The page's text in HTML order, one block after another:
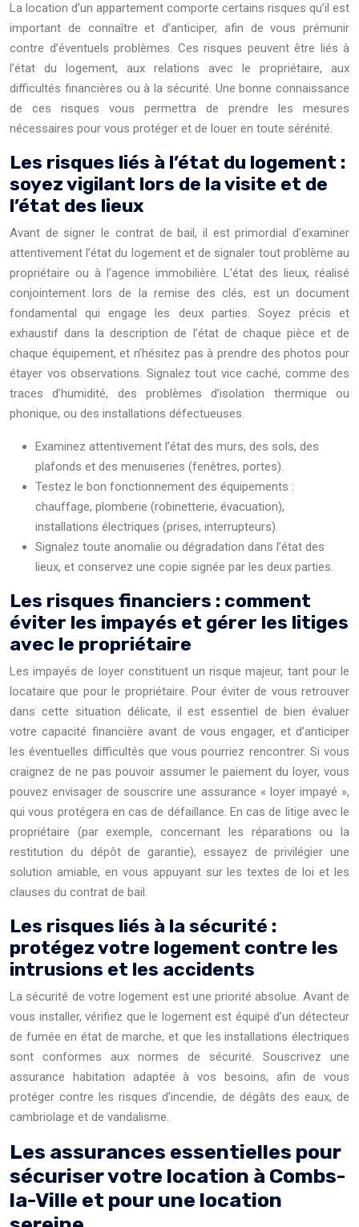
La location d’un appartement comporte certains risques qu’il est
important de connaître et d’anticiper, afin de vous prémunir
contre d’éventuels problèmes. Ces risques peuvent être liés à
l’état du logement, aux relations avec le propriétaire, aux
difficultés financières ou à la sécurité. Une bonne connaissance
de ces risques vous permettra de prendre les mesures
nécessaires pour vous protéger et de louer en toute sérénité.
Les risques liés à l’état du logement :
soyez vigilant lors de la visite et de
l’état des lieux
Avant de signer le contrat de bail, il est primordial d’examiner
attentivement l’état du logement et de signaler tout problème au
propriétaire ou à l’agence immobilière. L’état des lieux, réalisé
conjointement lors de la remise des clés, est un document
fondamental qui engage les deux parties. Soyez précis et
exhaustif dans la description de l’état de chaque pièce et de
chaque équipement, et n’hésitez pas à prendre des photos pour
étayer vos observations. Signalez tout vice caché, comme des
traces d’humidité, des problèmes d’isolation thermique ou
phonique, ou des installations défectueuses.
Examinez attentivement l’état des murs, des sols, des
plafonds et des menuiseries (fenêtres, portes).
Testez le bon fonctionnement des équipements :
chauffage, plomberie (robinetterie, évacuation),
installations électriques (prises, interrupteurs).
Signalez toute anomalie ou dégradation dans l’état des
lieux, et conservez une copie signée par les deux parties.
Les risques financiers : comment
éviter les impayés et gérer les litiges
avec le propriétaire
Les impayés de loyer constituent un risque majeur, tant pour le
locataire que pour le propriétaire. Pour éviter de vous retrouver
dans cette situation délicate, il est essentiel de bien évaluer
votre capacité financière avant de vous engager, et d’anticiper
les éventuelles difficultés que vous pourriez rencontrer. Si vous
craignez de ne pas pouvoir assumer le paiement du loyer, vous
pouvez envisager de souscrire une assurance « loyer impayé »,
qui vous protégera en cas de défaillance. En cas de litige avec le
propriétaire (par exemple, concernant les réparations ou la
restitution du dépôt de garantie), essayez de privilégier une
solution amiable, en vous appuyant sur les textes de loi et les
clauses du contrat de bail.
Les risques liés à la sécurité :
protégez votre logement contre les
intrusions et les accidents
La sécurité de votre logement est une priorité absolue. Avant de
vous installer, vérifiez que le logement est équipé d’un détecteur
de fumée en état de marche, et que les installations électriques
sont conformes aux normes de sécurité. Souscrivez une
assurance habitation adaptée à vos besoins, afin de vous
protéger contre les risques d’incendie, de dégâts des eaux, de
cambriolage et de vandalisme.
Les assurances essentielles pour
sécuriser votre location à Combs-
la-Ville et pour une location